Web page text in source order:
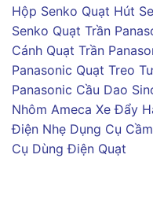
Hộp Senko Quạt Hút
Senko Quạt Trần
Cánh Quạt Trần
Panasonic Quạt Treo
Panasonic Cầu Dao
Nhôm Ameca Xe Đẩy
Điện Nhẹ Dụng Cụ
Cụ Dùng Điện Quạt